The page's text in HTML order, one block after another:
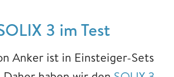
3 im Test
Anker ist in Einsteiger-Sets